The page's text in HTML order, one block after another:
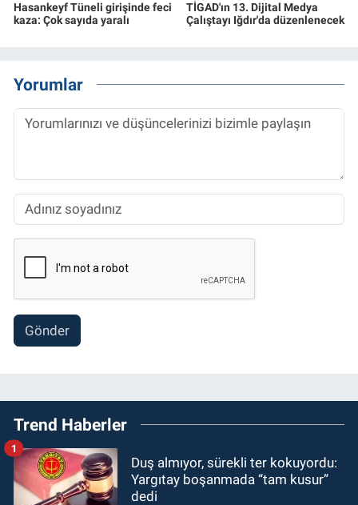
Hasankeyf Tüneli girişinde feci
kaza: Çok sayıda yaralı
TİGAD'ın 13. Dijital Medya
Çalıştayı Iğdır'da düzenlenecek
Yorumlar
Gönder
Trend Haberler
Duş almıyor, sürekli ter kokuyordu:
Yargıtay boşanmada “tam kusur”
dedi
1